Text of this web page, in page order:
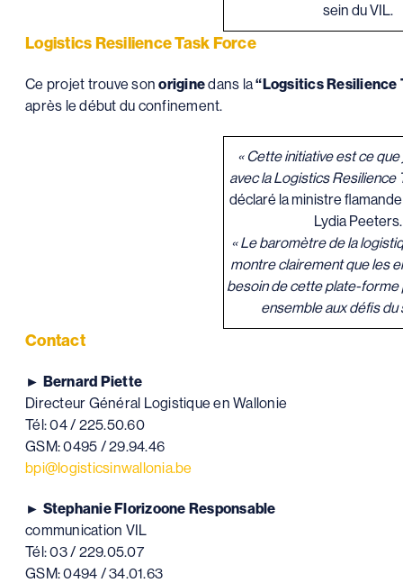
sein du VIL.
Logistics Resilience Task Force
Ce projet trouve sonoriginedans la“Logsitics Resilience
après le début du confinement.
« Cette initiative est ce que
avec la Logistics Resilience
déclaré la ministre
Lydia Peeters.
« Le baromètre de la
montre clairement que les
besoin de cette plate-forme
ensemble aux défis du
Contact
► Bernard Piette
Directeur Général Logistique en Wallonie
Tél: 04 / 225.50.60
GSM: 0495 / 29.94.46
bpi@logisticsinwallonia.be
► Stephanie Florizoone Responsable
communication VIL
Tél: 03 / 229.05.07
GSM: 0494 / 34.01.63